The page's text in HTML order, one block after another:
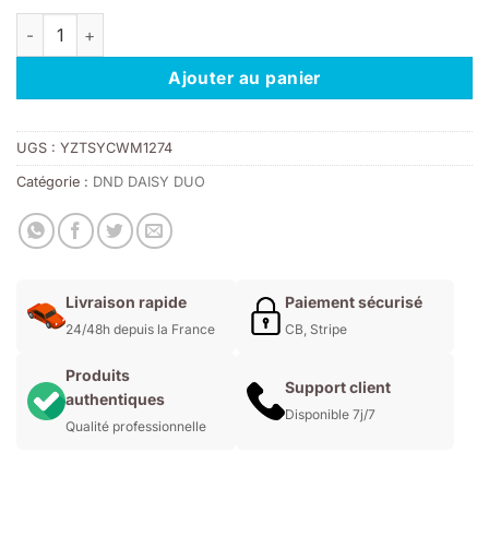
11,00€.7,70€.
quantité de DND – Peach Fuzz 555
Ajouter au panier
UGS : YZTSYCWM1274
Catégorie : DND DAISY DUO
Livraison rapide
24/48h depuis la France
Paiement sécurisé
CB, Stripe
Produits
authentiques
Qualité professionnelle
Support client
Disponible 7j/7